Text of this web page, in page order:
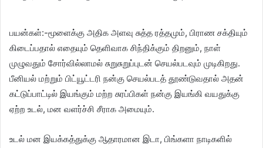
பயன்கள்:-மூளைக்கு அதிக அளவு சுத்த ரத்தமும், பிராண சக்தியும்
கிடைப்பதால் எதையும் தெளிவாக சிந்திக்கும் திறனும், நாள்
முழுவதும் சோர்வில்லாமல் சுறுசுறுப்புடன் செயல்படவும் முடிகிறது.
பீனியல் மற்றும் பிட்யூட்டரி நன்கு செயல்படத் தூண்டுவதால் அதன்
கட்டுப்பாட்டில் இயங்கும் மற்ற சுரப்பிகள் நன்கு இயங்கி வயதுக்கு
ஏற்ற உடல், மன வளர்ச்சி சீராக அமையும்.
உடல் மன இயக்கத்துக்கு ஆதாரமான இடா, பிங்களா நாடிகளில்